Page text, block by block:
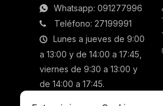
Whatsapp: 091277996
Teléfono: 27199991
Lunes a jueves de 9:00
a 13:00 y de 14:00 a 17:45,
viernes de 9:30 a 13:00 y
de 14:00 a 17:45.